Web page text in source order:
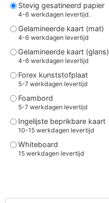
Stevig gesatineerd papier
4-6 werkdagen levertijd.
Gelamineerde kaart (mat)
4-6 werkdagen levertijd
Gelamineerde kaart (glans)
4-6 werkdagen levertijd
Forex kunststofplaat
5-7 werkdagen levertijd
Foambord
5-7 werkdagen levertijd
Ingelijste beprikbare kaart
10-15 werkdagen levertijd
Whiteboard
15 werkdagen levertijd